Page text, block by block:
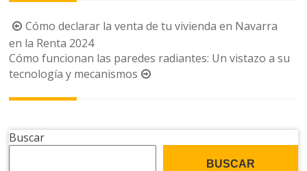
Navegación
de
la
entrada
Cómo declarar la venta de tu vivienda en Navarra
en la Renta 2024
Cómo funcionan las paredes radiantes: Un vistazo a su
tecnología y mecanismos
Buscar
BUSCAR